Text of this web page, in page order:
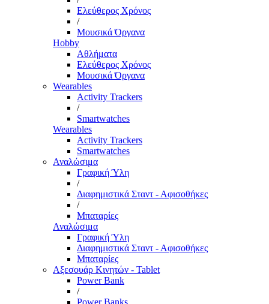
Ελεύθερος Χρόνος
/
Μουσικά Όργανα
Hobby
Αθλήματα
Ελεύθερος Χρόνος
Μουσικά Όργανα
Wearables
Activity Trackers
/
Smartwatches
Wearables
Activity Trackers
Smartwatches
Αναλώσιμα
Γραφική Ύλη
/
Διαφημιστικά Σταντ - Αφισοθήκες
/
Μπαταρίες
Αναλώσιμα
Γραφική Ύλη
Διαφημιστικά Σταντ - Αφισοθήκες
Μπαταρίες
Αξεσουάρ Κινητών - Tablet
Power Bank
/
Power Banks